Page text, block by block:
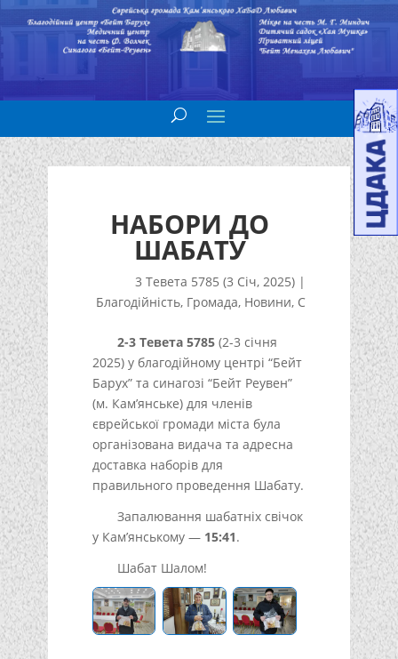
НАБОРИ ДО
ШАБАТУ
3 Тевета 5785 (3 Січ, 2025) |
Благодійність, Громада, Новини, С
2-3 Тевета 5785(2-3 січня
2025) у благодійному центрі “Бейт
Барух” та синагозі “Бейт Реувен”
(м. Кам’янське) для членів
єврейської громади міста була
організована видача та адресна
доставка наборів для
правильного проведення Шабату.
Запалювання шабатніх свічок
у Кам’янському — 15:41.
Шабат Шалом!